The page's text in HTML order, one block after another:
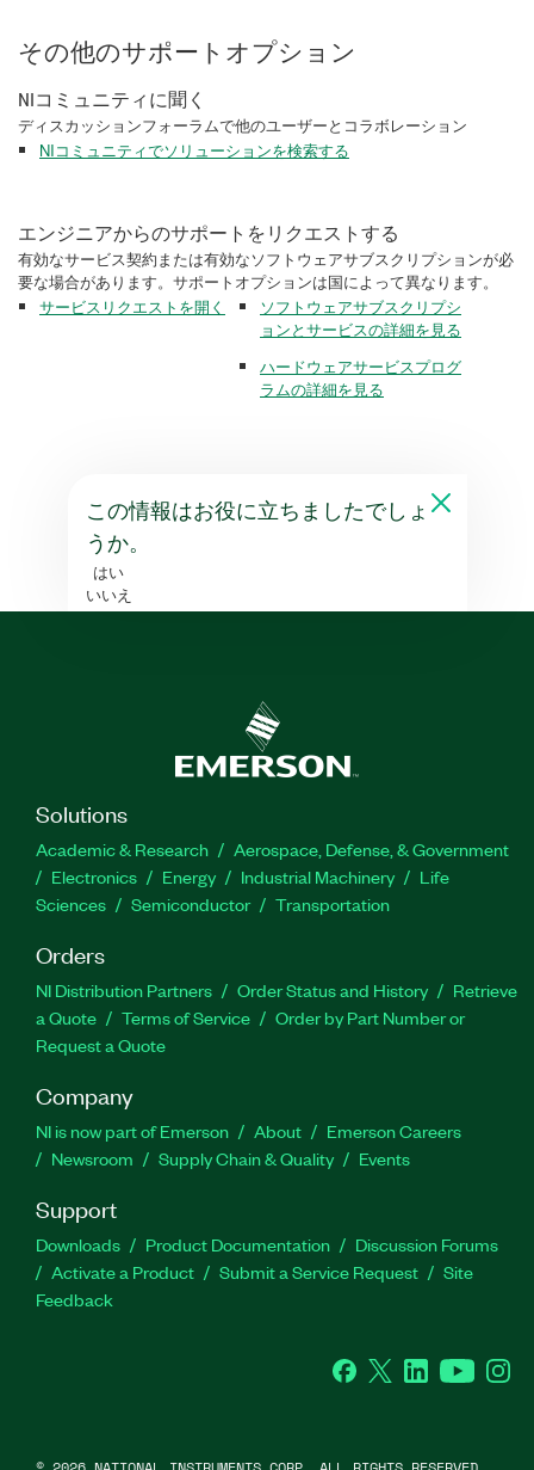
その他のサポートオプション
NIコミュニティに聞く
ディスカッションフォーラムで他のユーザーとコラボレーション
NIコミュニティでソリューションを検索する
エンジニアからのサポートをリクエストする
有効なサービス契約または有効なソフトウェアサブスクリプションが必
要な場合があります。サポートオプションは国によって異なります。
サービスリクエストを開く
ソフトウェアサブスクリプシ
ョンとサービスの詳細を見る
ハードウェアサービスプログ
ラムの詳細を見る
この情報はお役に立ちましたでしょ
うか。
はい
いいえ
Solutions
Academic & Research
Aerospace, Defense, & Government
Electronics
Energy Industrial Machinery
Life
Sciences
Semiconductor Transportation
Orders
NI Distribution Partners Order Status and History
Retrieve
a Quote
Terms of Service
Order by Part Number or
Request a Quote
Company
NI is now part of Emerson About
Emerson Careers
Newsroom
Supply Chain & Quality Events
Support
Downloads Product Documentation
Discussion Forums
Activate a Product
Submit a Service Request
Site
Feedback
Facebook
Twitter LinkedInYouTube